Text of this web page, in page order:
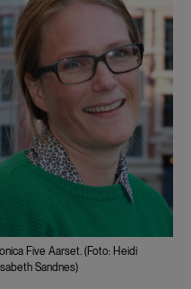
Five Aarset. (Foto: Heidi
Sandnes)